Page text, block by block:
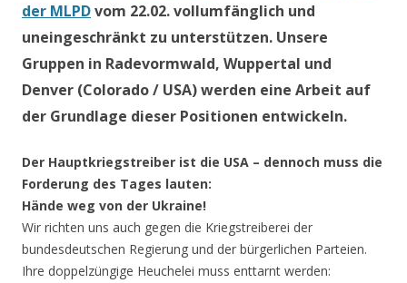
der MLPDvom 22.02. vollumfänglich und
uneingeschränkt zu unterstützen. Unsere
Gruppen in Radevormwald, Wuppertal und
Denver (Colorado / USA) werden eine Arbeit auf
der Grundlage dieser Positionen entwickeln.
Der Hauptkriegstreiber ist die USA – dennoch muss die
Forderung des Tages lauten:
Hände weg von der Ukraine!
Wir richten uns auch gegen die Kriegstreiberei der
bundesdeutschen Regierung und der bürgerlichen Parteien.
Ihre doppelzüngige Heuchelei muss enttarnt werden: